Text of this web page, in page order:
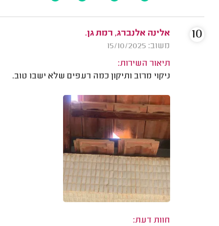
אלינה אלנברג, רמת גן.
משוב: 15/10/2025
תיאור השירות:
ניקוי מרזב ותיקון כמה רעפים שלא ישבו טוב.
חוות דעת:
10